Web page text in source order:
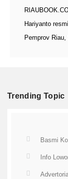
Hariyanto
Pemprov
Trending Topic
Basmi
Info